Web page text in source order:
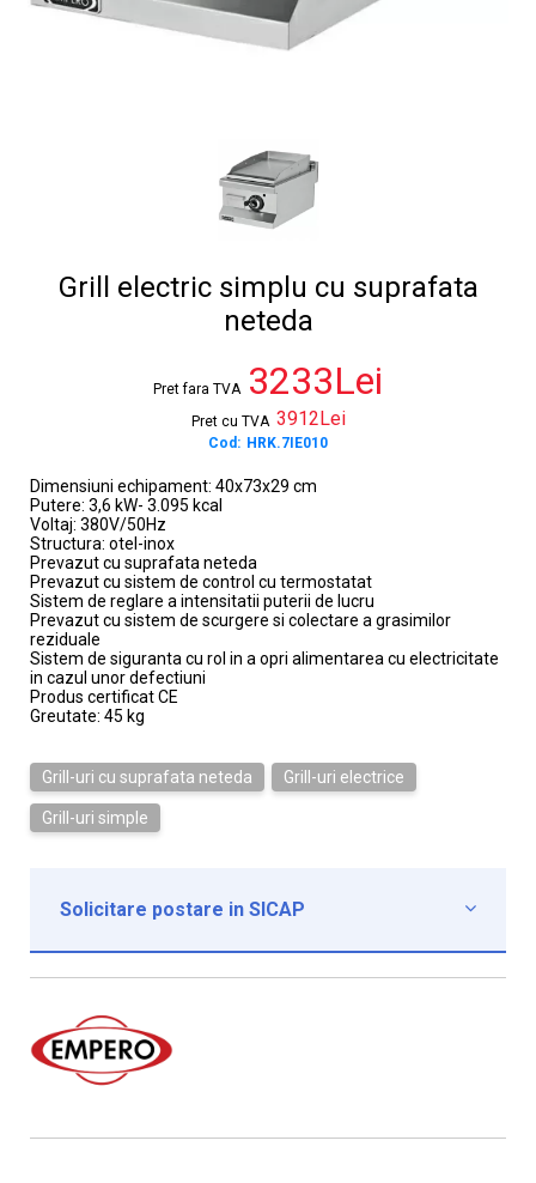
Grill electric simplu cu suprafata
neteda
Pret fara TVA 3233Lei
Pret cu TVA 3912Lei
Cod: HRK.7IE010
Dimensiuni echipament: 40x73x29 cm
Putere: 3,6 kW- 3.095 kcal
Voltaj: 380V/50Hz
Structura: otel-inox
Prevazut cu suprafata neteda
Prevazut cu sistem de control cu termostatat
Sistem de reglare a intensitatii puterii de lucru
Prevazut cu sistem de scurgere si colectare a grasimilor
reziduale
Sistem de siguranta cu rol in a opri alimentarea cu electricitate
in cazul unor defectiuni
Produs certificat CE
Greutate: 45 kg
Grill-uri cu suprafata neteda Grill-uri electrice
Grill-uri simple
Solicitare postare in SICAP 
Institutie*
Nume contact*